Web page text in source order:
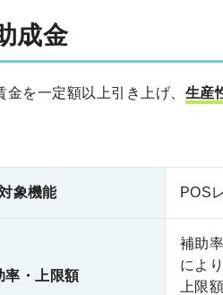
成金
を一定額以上引き上げ、 生産
象機能 POS
率・上限額
補助
によ
上限